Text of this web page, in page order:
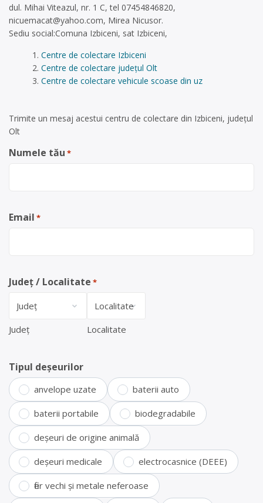
dul. Mihai Viteazul, nr. 1 C, tel 07454846820,
nicuemacat@yahoo.com, Mirea Nicusor.
Sediu social:Comuna Izbiceni, sat Izbiceni,
Centre de colectare Izbiceni
Centre de colectare județul Olt
Centre de colectare vehicule scoase din uz
Trimite un mesaj acestui centru de colectare din Izbiceni, județul
Olt
Numele tău *
Email *
Județ / Localitate *
Județ Localitate
Tipul deșeurilor
anvelope uzate baterii auto
baterii portabile biodegradabile
deșeuri de origine animală
deșeuri medicale electrocasnice (DEEE)
fier vechi și metale neferoase